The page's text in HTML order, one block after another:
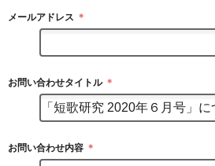
メールアドレス ＊
お問い合わせタイトル ＊
お問い合わせ内容 ＊